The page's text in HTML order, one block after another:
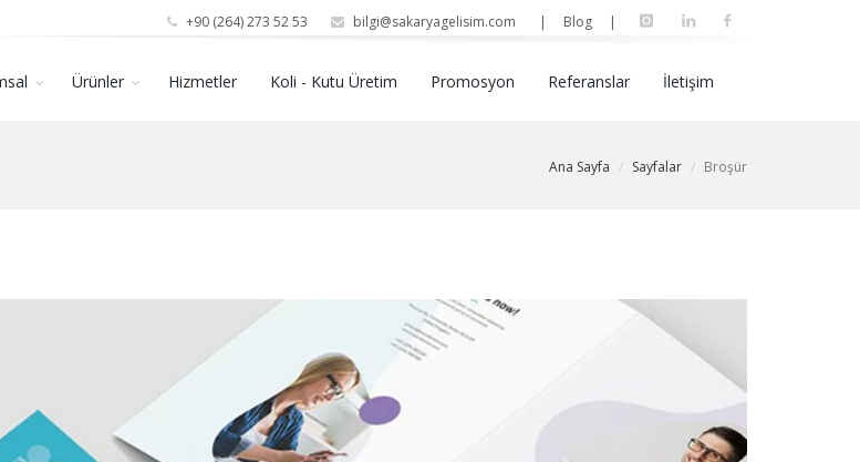
+90 (264) 273 52 53 bilgi@sakaryagelisim.com | Blog |
Ürünler Hizmetler Koli - Kutu Üretim Promosyon Referanslar İletişim
Ana Sayfa Sayfalar Broşür